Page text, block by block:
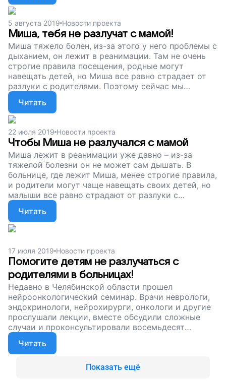
реанимации» для врачей. Поддержите наш проект,
помогите малышам не разлучаться с мамой!​
5 августа 2019 Новости проекта
Миша, тебя не разлучат с мамой!
Миша тяжело болен, из-за этого у него проблемы с
дыханием, он лежит в реанимации. Там не очень
строгие правила посещения, родные могут
навещать детей, но Миша все равно страдает от
разлуки с родителями. Поэтому сейчас мы
собираем деньги, чтобы провести обучающий
семинар «Открытые детские реанимации» для
врачей. Поддержите наш проект, помогите
малышам не разлучаться с мамой!
Читать
22 июля 2019 Новости проекта
Чтобы Миша не разлучался с мамой
Миша лежит в реанимации уже давно – из-за
тяжелой болезни он не может сам дышать. В
больнице, где лежит Миша, менее строгие правила,
и родители могут чаще навещать своих детей, но
малыши все равно страдают от разлуки с
родными. Поэтому мы собираем деньги на
проведения семинара обучающего семинара
«Открытые детские реанимации» для врачей.
Поддержите наш проект, помогите малышам не
разлучаться с мамой!
Читать
17 июля 2019 Новости проекта
Помогите детям не разлучаться с
родителями в больницах!
Недавно в Челябинской области прошел
нейроонкологический семинар. Врачи неврологи,
эндокринологи, нейрохирурги, онкологи и другие
прослушали лекции, вместе обсудили сложные
случаи и проконсультировали восемьдесят
пациентов. А мы продолжаем собирать средства
на проведение обучающего семинара для врачей,
чтобы объяснить медикам, как обустроить
посещения в реанимации. Ведь тогда дети не
Читать
Показать ещё